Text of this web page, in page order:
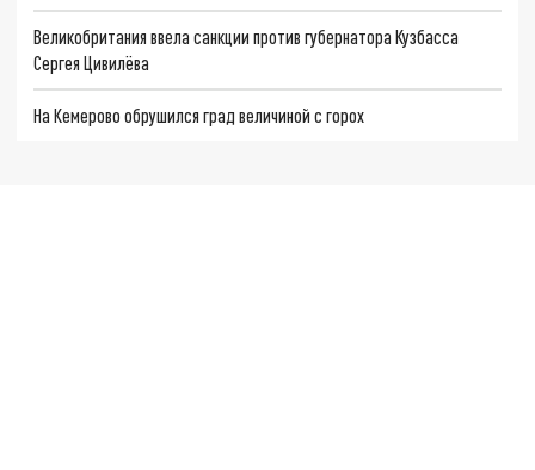
Великобритания ввела санкции против губернатора Кузбасса
Сергея Цивилёва
На Кемерово обрушился град величиной с горох